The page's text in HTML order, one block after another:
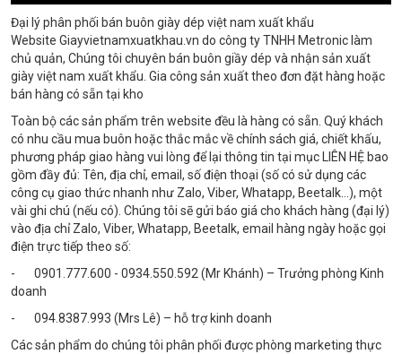
Đại lý phân phối bán buôn giày dép việt nam xuất khẩu
Website Giayvietnamxuatkhau.vn do công ty TNHH Metronic làm
chủ quản, Chúng tôi chuyên bán buôn giầy dép và nhận sản xuất
giày việt nam xuất khẩu. Gia công sản xuất theo đơn đặt hàng hoặc
bán hàng có sẵn tại kho
Toàn bộ các sản phẩm trên website đều là hàng có sẵn. Quý khách
có nhu cầu mua buôn hoặc thắc mắc về chính sách giá, chiết khấu,
phương pháp giao hàng vui lòng để lại thông tin tại mục LIÊN HỆ bao
gồm đầy đủ: Tên, địa chỉ, email, số điện thoại (số có sử dụng các
công cụ giao thức nhanh như Zalo, Viber, Whatapp, Beetalk…), một
vài ghi chú (nếu có). Chúng tôi sẽ gửi báo giá cho khách hàng (đại lý)
vào địa chỉ Zalo, Viber, Whatapp, Beetalk, email hàng ngày hoặc gọi
điện trực tiếp theo số:
- 0901.777.600 - 0934.550.592 (Mr Khánh) – Trưởng phòng Kinh
doanh
- 094.8387.993 (Mrs Lê) – hỗ trợ kinh doanh
Các sản phẩm do chúng tôi phân phối được phòng marketing thực